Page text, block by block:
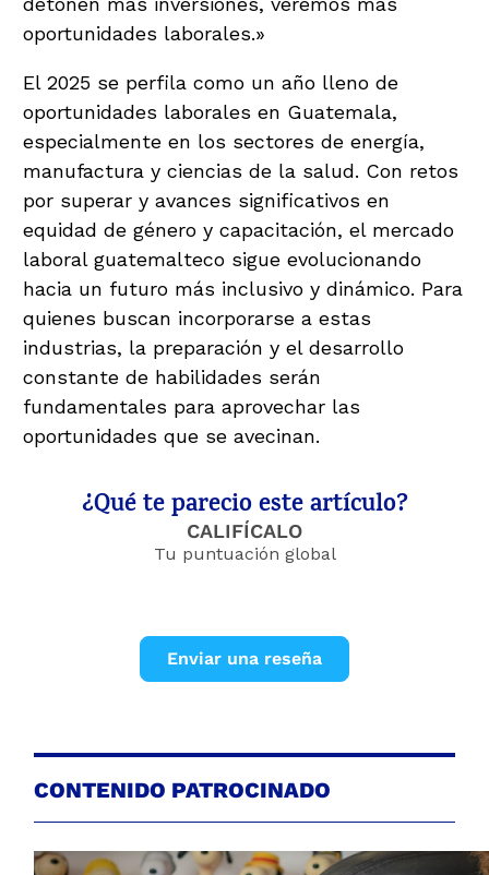
oportunidades laborales.»
El 2025 se perfila como un año lleno de
oportunidades laborales en Guatemala,
especialmente en los sectores de energía,
manufactura y ciencias de la salud. Con retos
por superar y avances significativos en
equidad de género y capacitación, el mercado
laboral guatemalteco sigue evolucionando
hacia un futuro más inclusivo y dinámico. Para
quienes buscan incorporarse a estas
industrias, la preparación y el desarrollo
constante de habilidades serán
fundamentales para aprovechar las
oportunidades que se avecinan.
¿Qué te parecio este artículo?
CALIFÍCALO
Tu puntuación global
Enviar una reseña
CONTENIDO PATROCINADO